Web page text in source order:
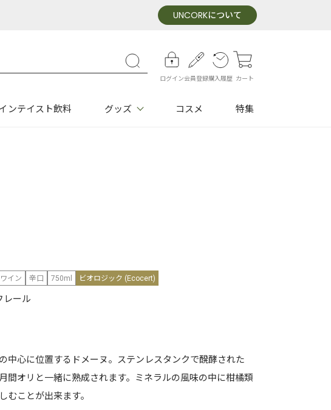
UNCORKについて
ログイン会員登録購入履歴 カート
ンテイスト飲料 グッズ コスメ 特集
イン 辛口 750ml ビオロジック (Ecocert)
レール
中心に位置するドメーヌ。ステンレスタンクで醗酵された
間オリと一緒に熟成されます。ミネラルの風味の中に柑橘類
むことが出来ます。